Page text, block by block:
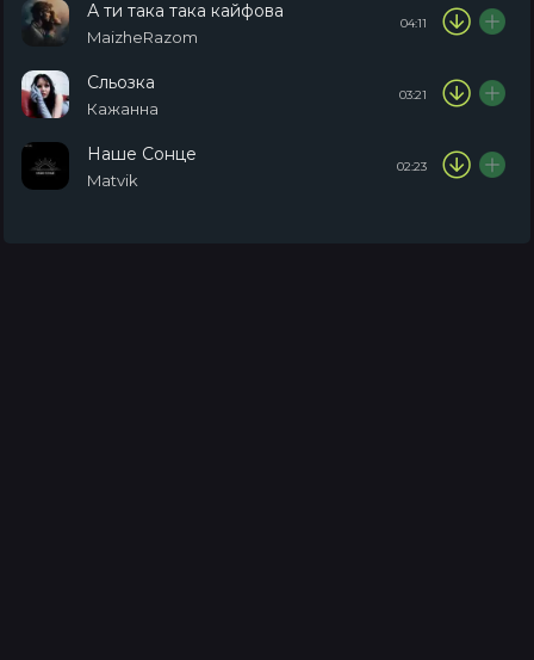
А ти така така кайфова
MaizheRazom
04:11
Сльозка
Кажанна
03:21
Наше Сонце
Matvik
02:23